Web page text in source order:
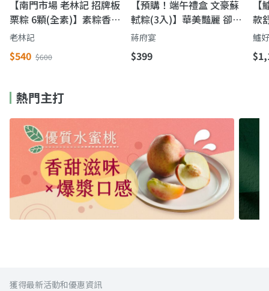
【南門市場 老林記 招牌板
栗粽 6顆(全素)】素粽香米
粒QQ 不加肉粽子精選用料
不馬虎
老林記
$540 $600
【預購！端午禮盒 文豪蘇
軾粽(3入)】華美豔麗 卻貨
真價實
蔣府宴
$399
款
滿
鱸
熱門主打
獲得最新活動和優惠資訊